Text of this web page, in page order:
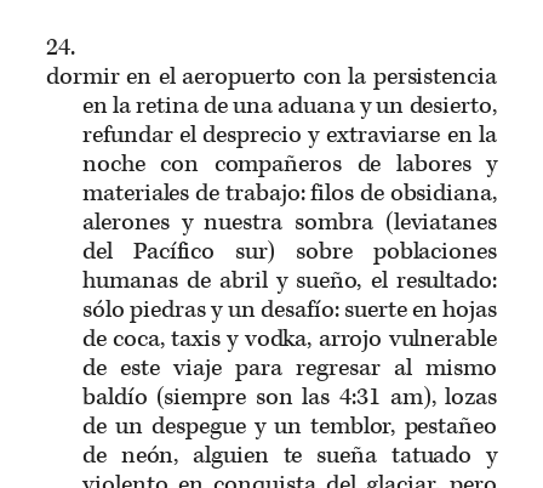
24.
dormir en el aeropuerto con la persistencia
en la retina de una aduana y un desierto,
refundar el desprecio y extraviarse en la
noche con compañeros de labores y
materiales de trabajo: filos de obsidiana,
alerones y nuestra sombra (leviatanes
del Pacífico sur) sobre poblaciones
humanas de abril y sueño, el resultado:
sólo piedras y un desafío: suerte en hojas
de coca, taxis y vodka, arrojo vulnerable
de este viaje para regresar al mismo
baldío (siempre son las 4:31 am), lozas
de un despegue y un temblor, pestañeo
de neón, alguien te sueña tatuado y